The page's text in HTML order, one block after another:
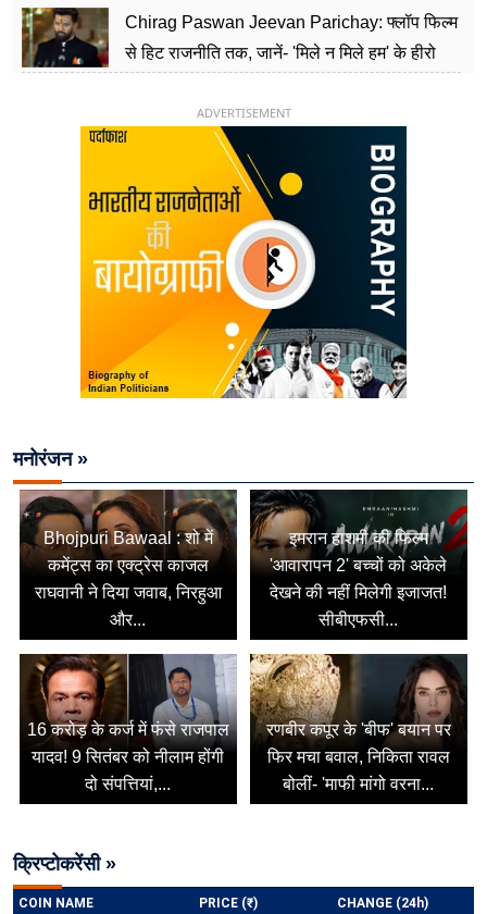
Chirag Paswan Jeevan Parichay: फ्लॉप फिल्म
से हिट राजनीति तक, जानें- 'मिले न मिले हम' के हीरो
ADVERTISEMENT
मनोरंजन »
Bhojpuri Bawaal : शो में
कमेंट्स का एक्ट्रेस काजल
राघवानी ने दिया जवाब, निरहुआ
और...
इमरान हाशमी की फिल्म
'आवारापन 2' बच्चों को अकेले
देखने की नहीं मिलेगी इजाजत!
सीबीएफसी...
16 करोड़ के कर्ज में फंसे राजपाल
यादव! 9 सितंबर को नीलाम होंगी
दो संपत्तियां,...
रणबीर कपूर के 'बीफ' बयान पर
फिर मचा बवाल, निकिता रावल
बोलीं- 'माफी मांगो वरना...
क्रिप्टोकरेंसी »